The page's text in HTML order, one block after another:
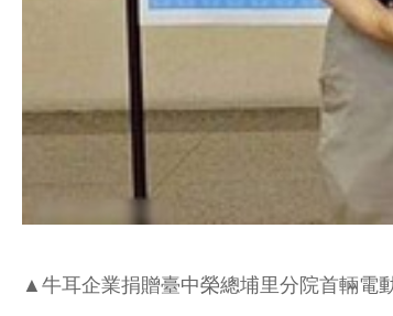
▲牛耳企業捐贈臺中榮總埔里分院首輛電